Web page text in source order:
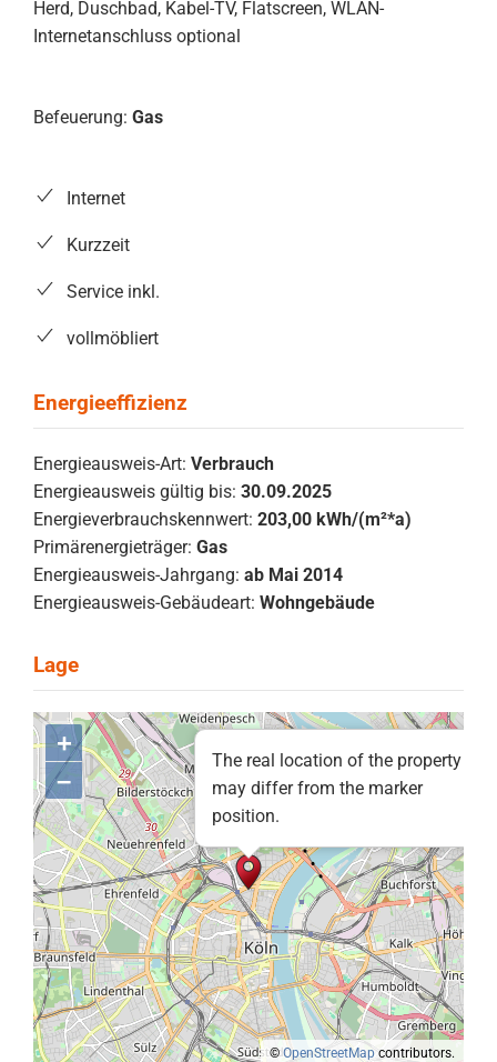
Herd, Duschbad, Kabel-TV, Flatscreen, WLAN-
Internetanschluss optional
Befeuerung: Gas
Internet
Kurzzeit
Service inkl.
vollmöbliert
Energieausweis-Art: Verbrauch
Energieausweis gültig bis: 30.09.2025
Energieverbrauchskennwert: 203,00 kWh/(m²*a)
Primärenergieträger: Gas
Energieausweis-Jahrgang: ab Mai 2014
Energieausweis-Gebäudeart: Wohngebäude
The real location of the property
may differ from the marker
position.
+
–
©OpenStreetMapcontributors.